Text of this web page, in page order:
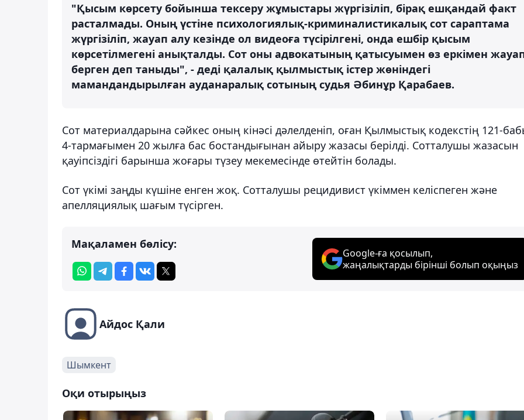
"Қысым көрсету бойынша тексеру жұмыстары жүргізіліп, бірақ ешқандай факт
расталмады. Оның үстіне психологиялық-криминалистикалық сот сараптама
жүргізіліп, жауап алу кезінде ол видеоға түсірілгені, онда ешбір қысым
көрсетілмегені анықталды. Сот оны адвокатының қатысуымен өз еркімен
берген деп таныды", - деді қалалық қылмыстық істер жөніндегі
мамандандырылған ауданаралық сотының судья Әбинұр Қарабаев.
Сот материалдарына сәйкес оның кінәсі дәлелденіп, оған Қылмыстық кодекстің 121-
4-тармағымен 20 жылға бас бостандығынан айыру жазасы берілді. Сотталушы жазасын
қауіпсіздігі барынша жоғары түзеу мекемесінде өтейтін болады.
Сот үкімі заңды күшіне енген жоқ. Сотталушы рецидивист үкіммен келіспеген және
апелляциялық шағым түсірген.
Мақаламен бөлісу:
Google-ға қосылып,
жаңалықтарды бірінші болып оқыңыз
Айдос Қали
Шымкент
Оқи отырыңыз